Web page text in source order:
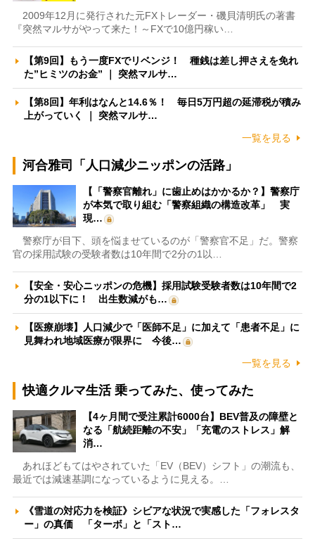
2009年12月に発行された元FXトレーダー・磯貝清明氏の著書
『突然マルサがやって来た！～FXで10億円稼い…
【第9回】もう一度FXでリベンジ！ 種銭は差し押さえを免れ
た”ヒミツのお金” ｜ 突然マルサ…
【第8回】年利はなんと14.6％！ 毎日5万円超の延滞税が積み
上がっていく ｜ 突然マルサ…
一覧を見る
河合雅司「人口減少ニッポンの活路」
【「警察官離れ」に歯止めはかかるか？】警察庁
が本気で取り組む「警察組織の構造改革」 実
現…
警察庁が目下、頭を悩ませているのが「警察官不足」だ。警察
官の採用試験の受験者数は10年間で2分の1以…
【安全・安心ニッポンの危機】採用試験受験者数は10年間で2
分の1以下に！ 出生数減がも…
【医療崩壊】人口減少で「医師不足」に加えて「患者不足」に
見舞われ地域医療が限界に 今後…
一覧を見る
快適クルマ生活 乗ってみた、使ってみた
【4ヶ月間で受注累計6000台】BEV普及の障壁と
なる「航続距離の不安」「充電のストレス」解
消…
あれほどもてはやされていた「EV（BEV）シフト」の潮流も、
最近では減速基調になっているように見える。…
《雪道の対応力を検証》シビアな状況で実感した「フォレスタ
ー」の真価 「ターボ」と「スト…